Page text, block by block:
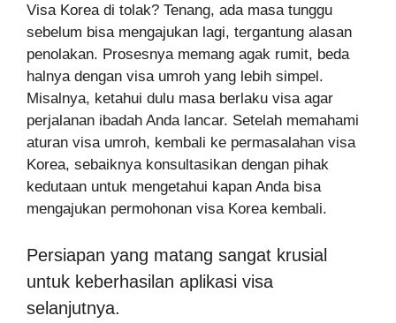
Visa Korea di tolak? Tenang, ada masa tunggu
sebelum bisa mengajukan lagi, tergantung alasan
penolakan. Prosesnya memang agak rumit, beda
halnya dengan visa umroh yang lebih simpel.
Misalnya, ketahui dulu masa berlaku visa agar
perjalanan ibadah Anda lancar. Setelah memahami
aturan visa umroh, kembali ke permasalahan visa
Korea, sebaiknya konsultasikan dengan pihak
kedutaan untuk mengetahui kapan Anda bisa
mengajukan permohonan visa Korea kembali.
Persiapan yang matang sangat krusial
untuk keberhasilan aplikasi visa
selanjutnya.